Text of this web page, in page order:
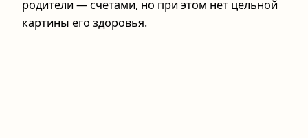
родители — счетами, но при этом нет цельной
картины его здоровья.